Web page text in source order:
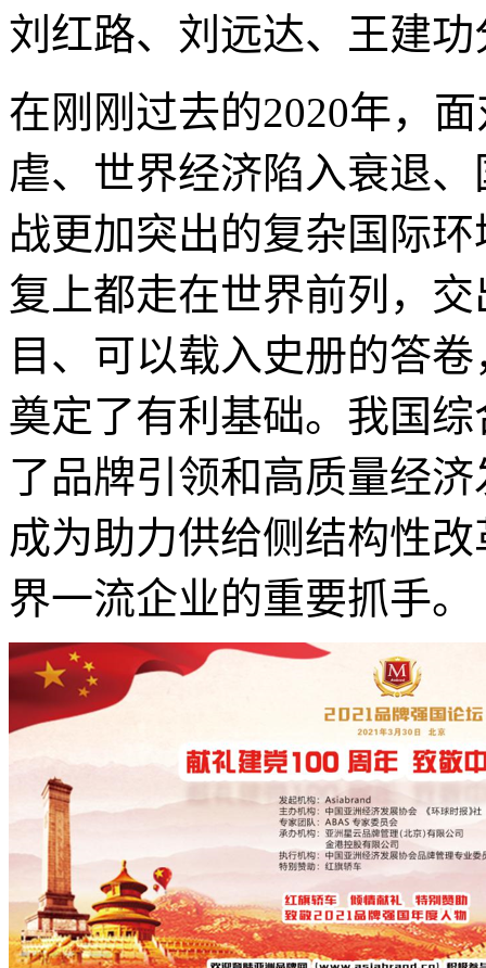
刘红路、刘远达、王建
在刚刚过去的2020年，
虐、世界经济陷入衰退
战更加突出的复杂国际
复上都走在世界前列，
目、可以载入史册的答
奠定了有利基础。我国
了品牌引领和高质量经
成为助力供给侧结构性
界一流企业的重要抓手。